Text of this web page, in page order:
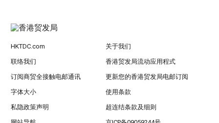
HKTDC.com 关于我们
联络我们 香港贸发局流动应用程式
订阅商贸全接触电邮通讯 更新您的香港贸发局电邮订阅
字体大小 使用条款
私隐政策声明 超连结条款及细则